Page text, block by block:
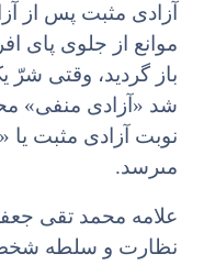
آزادى مثبت پس از
موانع از جلوى پاى
باز گردید، وقتى شرّ
شد «آزادى منفى»
نوبت آزادى مثبت یا
مى‏رسد.
علامه محمد تقى
نظارت و سلطه